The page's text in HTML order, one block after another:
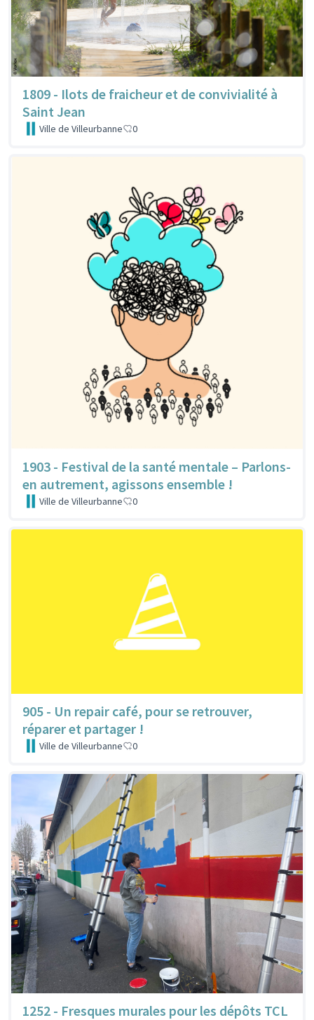
1809 - Ilots de fraicheur et de convivialité à
Saint Jean
Ville de Villeurbanne 0
1903 - Festival de la santé mentale – Parlons-
en autrement, agissons ensemble !
Ville de Villeurbanne 0
905 - Un repair café, pour se retrouver,
réparer et partager !
Ville de Villeurbanne 0
1252 - Fresques murales pour les dépôts TCL